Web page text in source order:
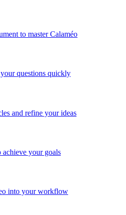
to master Calaméo
questions quickly
and refine your ideas
your goals
into your workflow